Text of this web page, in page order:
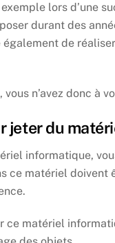
lors d’une
durant des
également de
n’avez donc à
jeter du
informatique,
ce matériel
ce matériel